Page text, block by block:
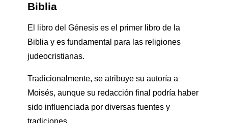
Biblia
El libro del Génesis es el primer libro de la
Biblia y es fundamental para las religiones
judeocristianas.
Tradicionalmente, se atribuye su autoría a
Moisés, aunque su redacción final podría haber
sido influenciada por diversas fuentes y
tradiciones.